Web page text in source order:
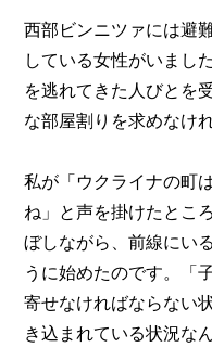
西部ビンニツァには避
している女性がいまし
を逃れてきた人びとを
な部屋割りを求めなけ
私が「ウクライナの町
ね」と声を掛けたとこ
ぼしながら、前線にい
うに始めたのです。「
寄せなければならな
き込まれている状況